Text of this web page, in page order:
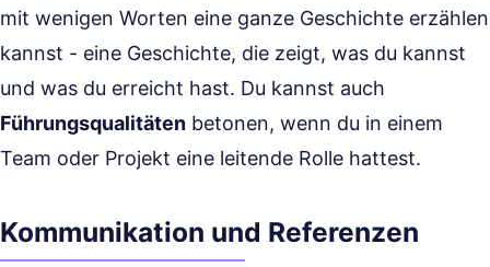
mit wenigen Worten eine ganze Geschichte erzählen
kannst - eine Geschichte, die zeigt, was du kannst
und was du erreicht hast. Du kannst auch
Führungsqualitäten betonen, wenn du in einem
Team oder Projekt eine leitende Rolle hattest.
Kommunikation und Referenzen